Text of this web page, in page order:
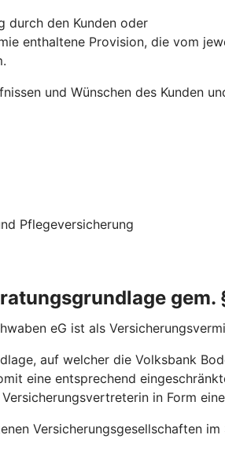
durch den Kunden oder
enthaltene Provision, die vom
und Wünschen des Kunden
Pflegeversicherung
gem.
eG ist als
auf welcher die Volksbank
eine entsprechend
in Form
Versicherungsgesellschaften